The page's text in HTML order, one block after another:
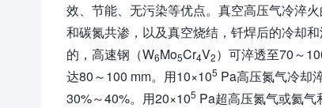
效、节能、无污染等优点。真空高压气冷淬
和碳氮共渗，以及真空烧结，钎焊后的冷却
的，高速钢（W6Mo5Cr4V2）可淬透至70～
达80～100 mm。用10×105 Pa高压氮气冷却
30%～40%。用20×105 Pa超高压氮气或氦